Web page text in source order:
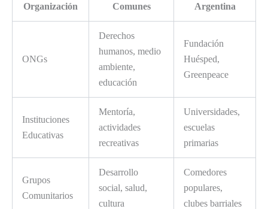
Organización
Comunes
Argentina
ONGs
Derechos
humanos, medio
ambiente,
educación
Fundación
Huésped,
Greenpeace
Instituciones
Educativas
Mentoría,
actividades
recreativas
Universidades,
escuelas
primarias
Grupos
Comunitarios
Desarrollo
social, salud,
cultura
Comedores
populares,
clubes barriales